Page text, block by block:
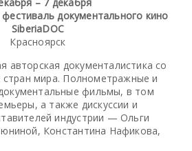
документального кино
SiberiaDOC
Красноярск
документалистика со
стран мира. Полнометражные и
фильмы, в том
а также дискуссии и
индустрии — Ольги
Константина Нафикова,